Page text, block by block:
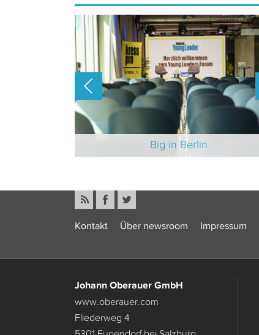
Big in Berlin
Kontakt Über newsroom Impressum
Johann Oberauer GmbH
www.oberauer.com
Fliederweg 4